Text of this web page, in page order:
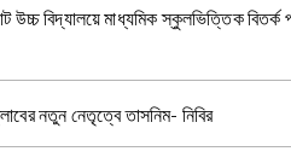
উচ্চ বিদ্যালয়ে মাধ্যমিক স্কুলভিত্তিক বিতর্ক
নতুন নেতৃত্বে তাসনিম- নিবির